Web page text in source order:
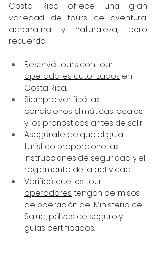
Costa Rica ofrece una gran
variedad de tours de aventura,
adrenalina y naturaleza, pero
recuerda:
Reservá tours con tour
operadores autorizados en
Costa Rica.
Siempre verificá las
condiciones climáticas locales
y los pronósticos antes de salir.
Asegúrate de que el guía
turístico proporcione las
instrucciones de seguridad y el
reglamento de la actividad.
Verificá que los tour
operadores tengan permisos
de operación del Ministerio de
Salud, pólizas de seguro y
guías certificados.